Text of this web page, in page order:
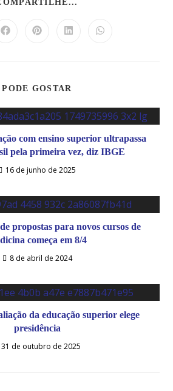
GOSTAR
com ensino superior ultrapassa
pela primeira vez, diz IBGE
16 de junho de 2025
propostas para novos cursos de
começa em 8/4
8 de abril de 2024
da educação superior elege
presidência
31 de outubro de 2025